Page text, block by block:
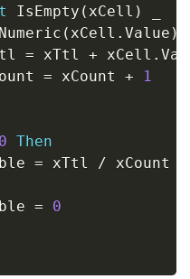
IsEmpty ( xCell )
( xCell . Value )
= xTtl + xCell .
= xCount +
1
0 Then
= xTtl / xCount
=
0